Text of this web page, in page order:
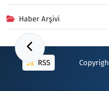
Haber Arşivi
RSS